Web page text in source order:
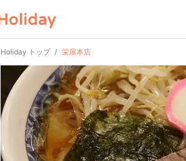
Holiday トップ 栄屋本店